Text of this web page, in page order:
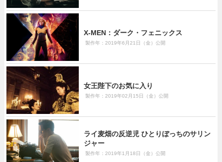
X-MEN：ダーク・フェニックス
製作年：2019年6月21日（金）公開
女王陛下のお気に入り
製作年：2019年02月15日（金）公開
ライ麦畑の反逆児 ひとりぼっちのサリン
ジャー
製作年：2019年1月18日（金）公開